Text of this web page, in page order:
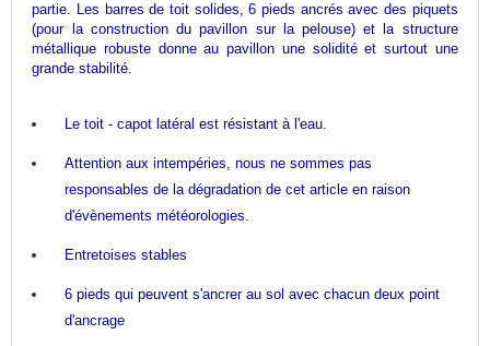
partie. Les barres de toit solides, 6 pieds ancrés avec des piquets
(pour la construction du pavillon sur la pelouse) et la structure
métallique robuste donne au pavillon une solidité et surtout une
grande stabilité.
Le toit - capot latéral est résistant à l'eau.
Attention aux intempéries, nous ne sommes pas
responsables de la dégradation de cet article en raison
d'évènements météorologies.
Entretoises stables
6 pieds qui peuvent s'ancrer au sol avec chacun deux point
d'ancrage